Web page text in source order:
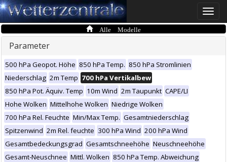
Toggle
Alle Modelle
Parameter
500 hPa Geopot. Höhe 850 hPa Temp. 850 hPa Stromlinien
Niederschlag 2m Temp 700 hPa Vertikalbew
850 hPa Pot. Äquiv. Temp 10m Wind 2m Taupunkt CAPE/LI
Hohe Wolken Mittelhohe Wolken Niedrige Wolken
700 hPa Rel. Feuchte Min/Max Temp. Gesamtniederschlag
Spitzenwind 2m Rel. feuchte 300 hPa Wind 200 hPa Wind
Gesamtbedeckungsgrad Gesamtschneehöhe Neuschneehöhe
Gesamt-Neuschnee Mittl. Wolken 850 hPa Temp. Abweichung